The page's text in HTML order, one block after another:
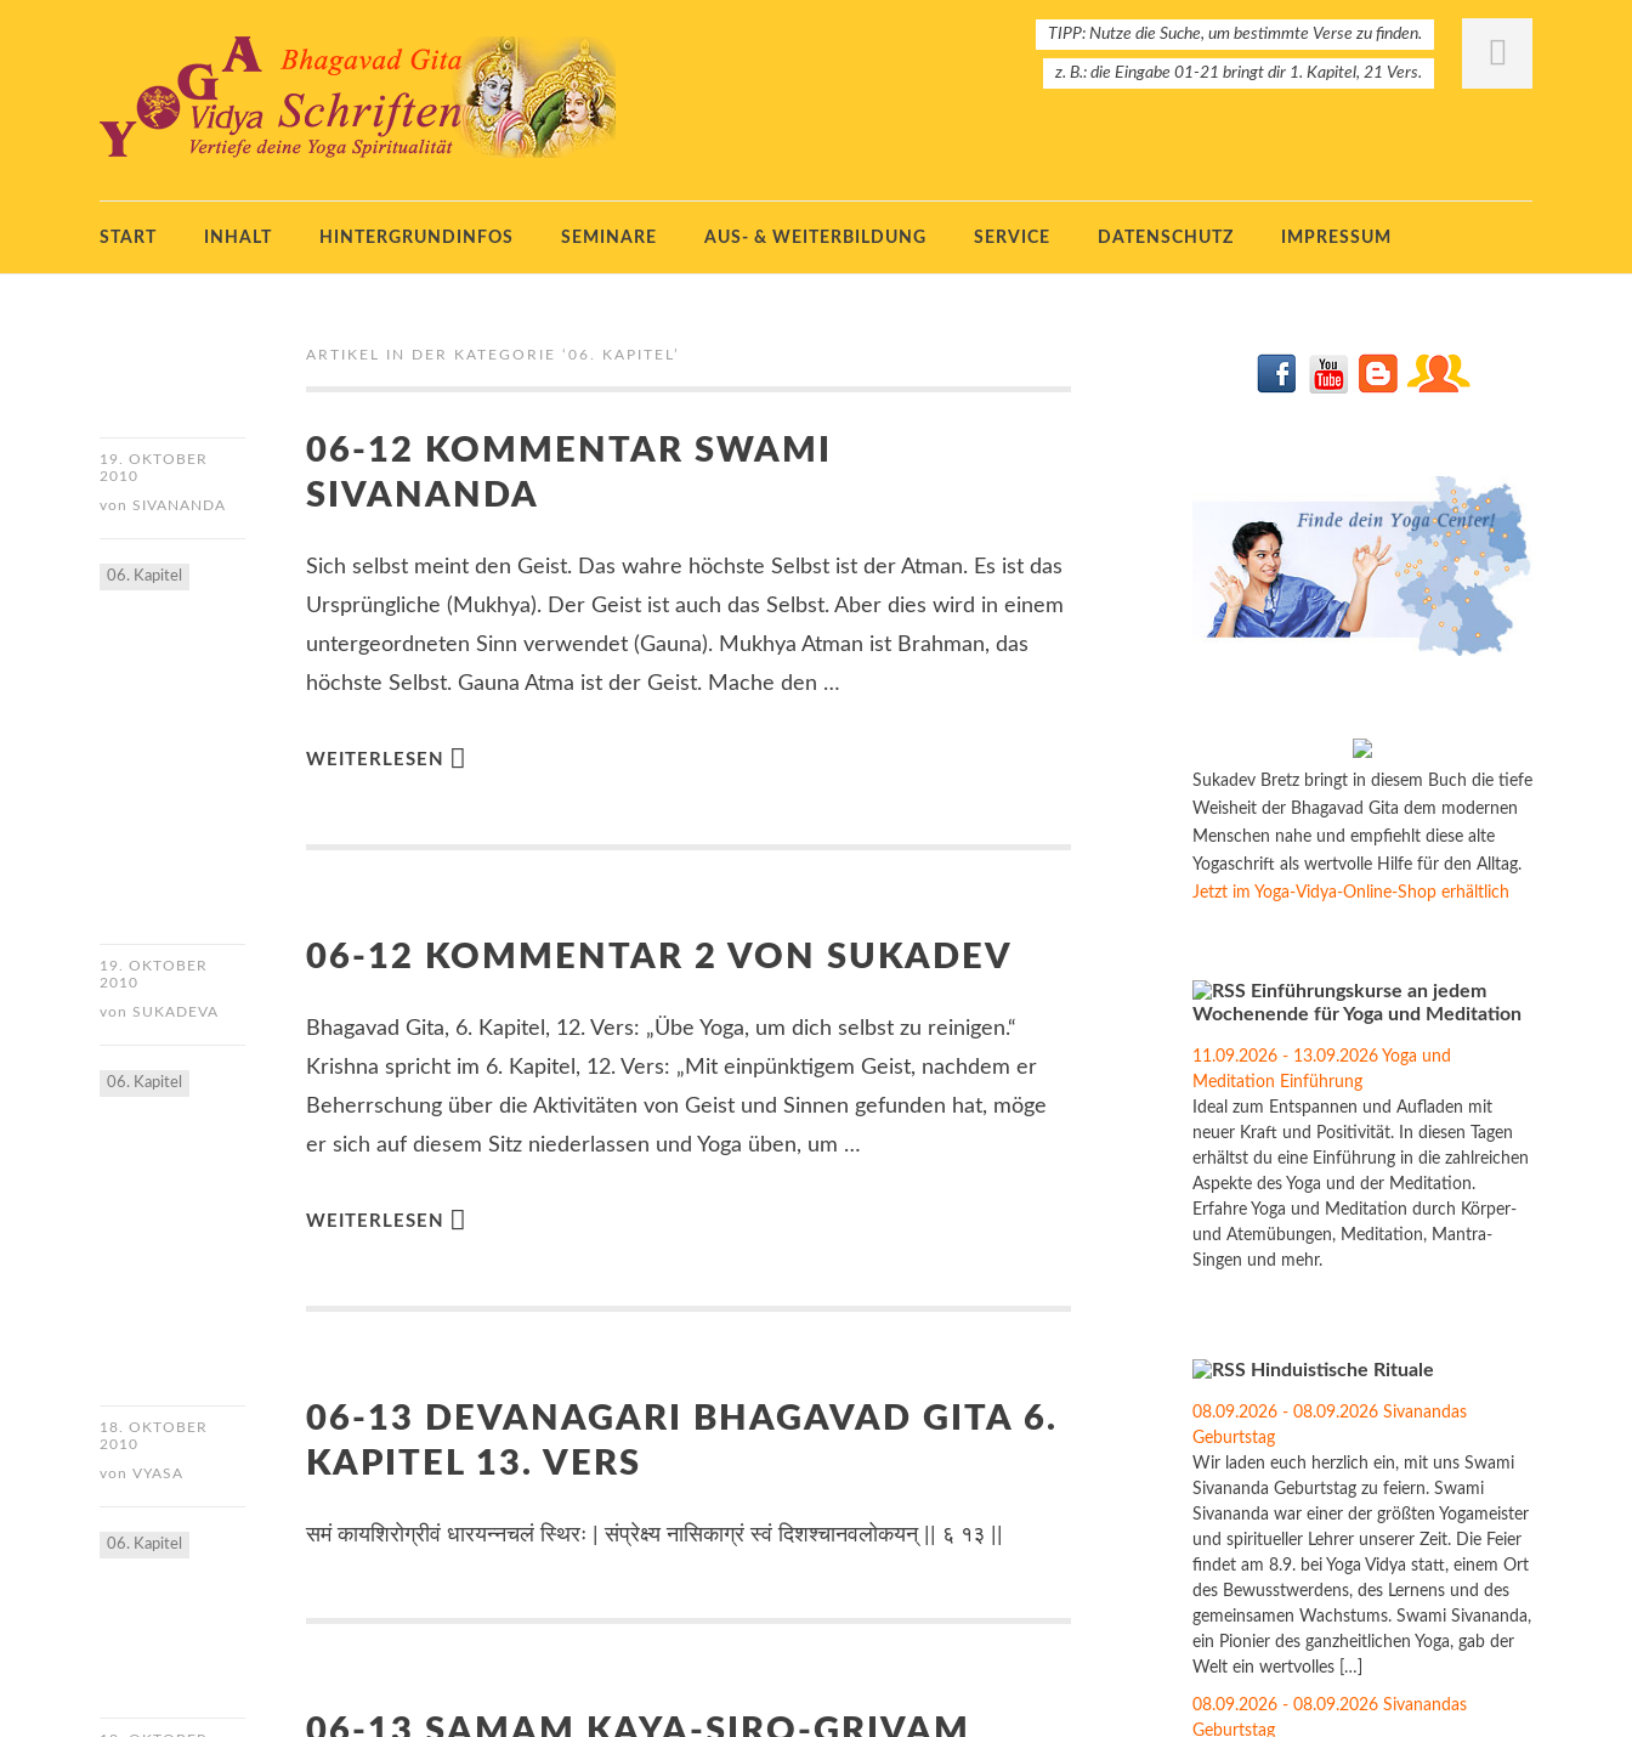
TIPP: Nutze die Suche, um bestimmte Verse zu finden.
z. B.: die Eingabe 01-21 bringt dir 1. Kapitel, 21 Vers.
START INHALT HINTERGRUNDINFOS SEMINARE AUS- & WEITERBILDUNG SERVICE DATENSCHUTZ IMPRESSUM
ARTIKEL IN DER KATEGORIE ‘ 06. KAPITEL ’
19. OKTOBER
2010
von SIVANANDA
06. Kapitel
06-12 KOMMENTAR SWAMI
SIVANANDA
Sich selbst meint den Geist. Das wahre höchste Selbst ist der Atman. Es ist das
Ursprüngliche (Mukhya). Der Geist ist auch das Selbst. Aber dies wird in einem
untergeordneten Sinn verwendet (Gauna). Mukhya Atman ist Brahman, das
höchste Selbst. Gauna Atma ist der Geist. Mache den …
WEITERLESEN
19. OKTOBER
2010
von SUKADEVA
06. Kapitel
06-12 KOMMENTAR 2 VON SUKADEV
Bhagavad Gita, 6. Kapitel, 12. Vers: „Übe Yoga, um dich selbst zu reinigen.“
Krishna spricht im 6. Kapitel, 12. Vers: „Mit einpünktigem Geist, nachdem er
Beherrschung über die Aktivitäten von Geist und Sinnen gefunden hat, möge
er sich auf diesem Sitz niederlassen und Yoga üben, um …
WEITERLESEN
18. OKTOBER
2010
von VYASA
06. Kapitel
06-13 DEVANAGARI BHAGAVAD GITA 6.
KAPITEL 13. VERS
समं कायशिरोग्रीवं धारयन्नचलं स्थिरः | संप्रेक्ष्य नासिकाग्रं स्वं दिशश्चानवलोकयन् || ६ १३ ||
Sukadev Bretz bringt in diesem Buch die tiefe
Weisheit der Bhagavad Gita dem modernen
Menschen nahe und empfiehlt diese alte
Yogaschrift als wertvolle Hilfe für den Alltag.
Jetzt im Yoga-Vidya-Online-Shop erhältlich
Einführungskurse an jedem
Wochenende für Yoga und Meditation
11.09.2026 - 13.09.2026 Yoga und
Meditation Einführung
Ideal zum Entspannen und Aufladen mit
neuer Kraft und Positivität. In diesen Tagen
erhältst du eine Einführung in die zahlreichen
Aspekte des Yoga und der Meditation.
Erfahre Yoga und Meditation durch Körper-
und Atemübungen, Meditation, Mantra-
Singen und mehr.
Hinduistische Rituale
08.09.2026 - 08.09.2026 Sivanandas
Geburtstag
Wir laden euch herzlich ein, mit uns Swami
Sivananda Geburtstag zu feiern. Swami
Sivananda war einer der größten Yogameister
und spiritueller Lehrer unserer Zeit. Die Feier
findet am 8.9. bei Yoga Vidya statt, einem Ort
des Bewusstwerdens, des Lernens und des
gemeinsamen Wachstums. Swami Sivananda,
ein Pionier des ganzheitlichen Yoga, gab der
Welt ein wertvolles […]
08.09.2026 - 08.09.2026 Sivanandas
Geburtstag